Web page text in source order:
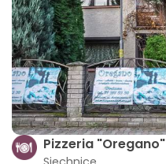
Pizzeria "Oregano"